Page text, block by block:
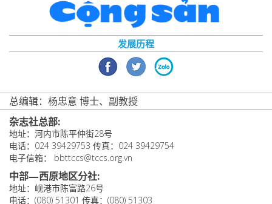
发展历程
总编辑：杨忠意 博士、副教授
杂志社总部:
地址：河内市陈平仲街28号
电话：024 39429753 传真：024 39429754
电子信箱： bbttccs@tccs.org.vn
中部—西原地区分社:
地址：岘港市陈富路26号
电话：(080) 51301 传真：(080) 51303